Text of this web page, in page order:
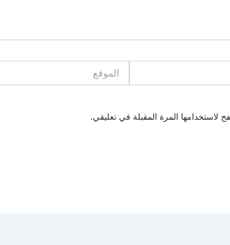
لاستخدامها المرة المقبلة في تعليقي.